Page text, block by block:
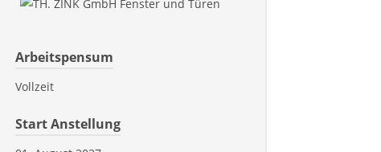
Arbeitspensum
Vollzeit
Start Anstellung